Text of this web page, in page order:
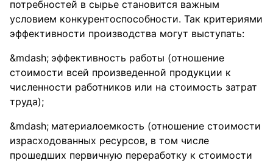
потребностей в сырье становится важным
условием конкурентоспособности. Так критериями
эффективности производства могут выступать:
эффективность работы (отношение
стоимости всей произведенной продукции к
численности работников или на стоимость затрат
труда);
материалоемкость (отношение стоимости
израсходованных ресурсов, в том числе
прошедших первичную переработку к стоимости